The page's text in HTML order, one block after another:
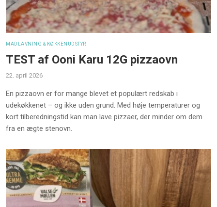
MADLAVNING & KØKKENUDSTYR
TEST af Ooni Karu 12G pizzaovn
22. april 2026
En pizzaovn er for mange blevet et populært redskab i
udekøkkenet – og ikke uden grund. Med høje temperaturer og
kort tilberedningstid kan man lave pizzaer, der minder om dem
fra en ægte stenovn.